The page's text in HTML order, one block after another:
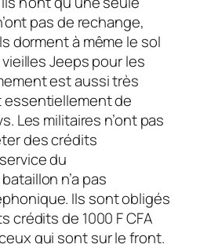
pas de rechange,
dorment à même le sol
Jeeps pour les
est aussi très
essentiellement de
Les militaires n’ont pas
des crédits
du
n’a pas
Ils sont obligés
crédits de 1000 F CFA
qui sont sur le front.